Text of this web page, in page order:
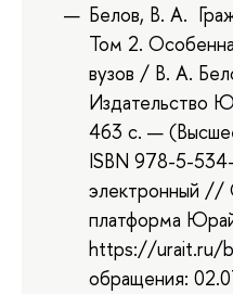
Белов, В. А.
Том 2.
вузов / В. А.
Издательство
463 с. —
ISBN 978-5-
электронный //
платформа
https://urait.ru/
обращения: